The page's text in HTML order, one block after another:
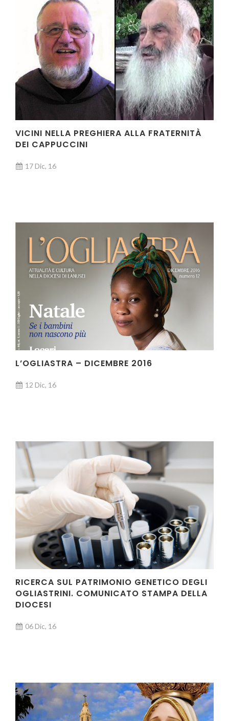
VICINI NELLA PREGHIERA ALLA FRATERNITÀ
DEI CAPPUCCINI
17 Dic, 16
L’OGLIASTRA – DICEMBRE 2016
12 Dic, 16
RICERCA SUL PATRIMONIO GENETICO DEGLI
OGLIASTRINI. COMUNICATO STAMPA DELLA
DIOCESI
06 Dic, 16